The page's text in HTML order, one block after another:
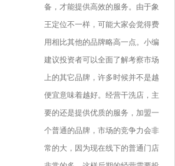
备，才能提供高效的服务。由于象
王定位不一样，可能大家会觉得费
用相比其他的品牌略高一点。小编
建议投资者可以全面了解考察市场
上的其它品牌，许多时候并不是越
便宜意味着越好。经营干洗店，主
要的还是提供优质的服务，加盟一
个普通的品牌，市场的竞争力会非
常的大，因为现在线下的普通门店